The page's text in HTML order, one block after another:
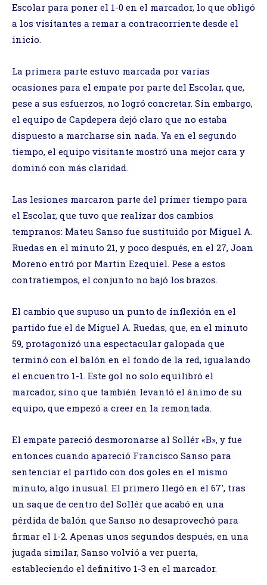
Escolar para poner el 1-0 en el marcador, lo que obligó
a los visitantes a remar a contracorriente desde el
inicio.
La primera parte estuvo marcada por varias
ocasiones para el empate por parte del Escolar, que,
pese a sus esfuerzos, no logró concretar. Sin embargo,
el equipo de Capdepera dejó claro que no estaba
dispuesto a marcharse sin nada. Ya en el segundo
tiempo, el equipo visitante mostró una mejor cara y
dominó con más claridad.
Las lesiones marcaron parte del primer tiempo para
el Escolar, que tuvo que realizar dos cambios
tempranos: Mateu Sanso fue sustituido por Miguel A.
Ruedas en el minuto 21, y poco después, en el 27, Joan
Moreno entró por Martin Ezequiel. Pese a estos
contratiempos, el conjunto no bajó los brazos.
El cambio que supuso un punto de inflexión en el
partido fue el de Miguel A. Ruedas, que, en el minuto
59, protagonizó una espectacular galopada que
terminó con el balón en el fondo de la red, igualando
el encuentro 1-1. Este gol no solo equilibró el
marcador, sino que también levantó el ánimo de su
equipo, que empezó a creer en la remontada.
El empate pareció desmoronarse al Sollér «B», y fue
entonces cuando apareció Francisco Sanso para
sentenciar el partido con dos goles en el mismo
minuto, algo inusual. El primero llegó en el 67′, tras
un saque de centro del Sollér que acabó en una
pérdida de balón que Sanso no desaprovechó para
firmar el 1-2. Apenas unos segundos después, en una
jugada similar, Sanso volvió a ver puerta,
estableciendo el definitivo 1-3 en el marcador.